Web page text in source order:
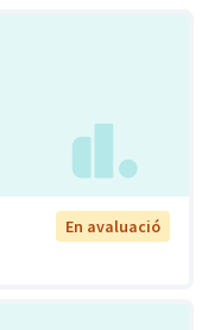
En avaluació